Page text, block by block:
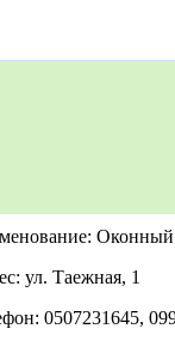
ул. Таежная, 1
0507231645,